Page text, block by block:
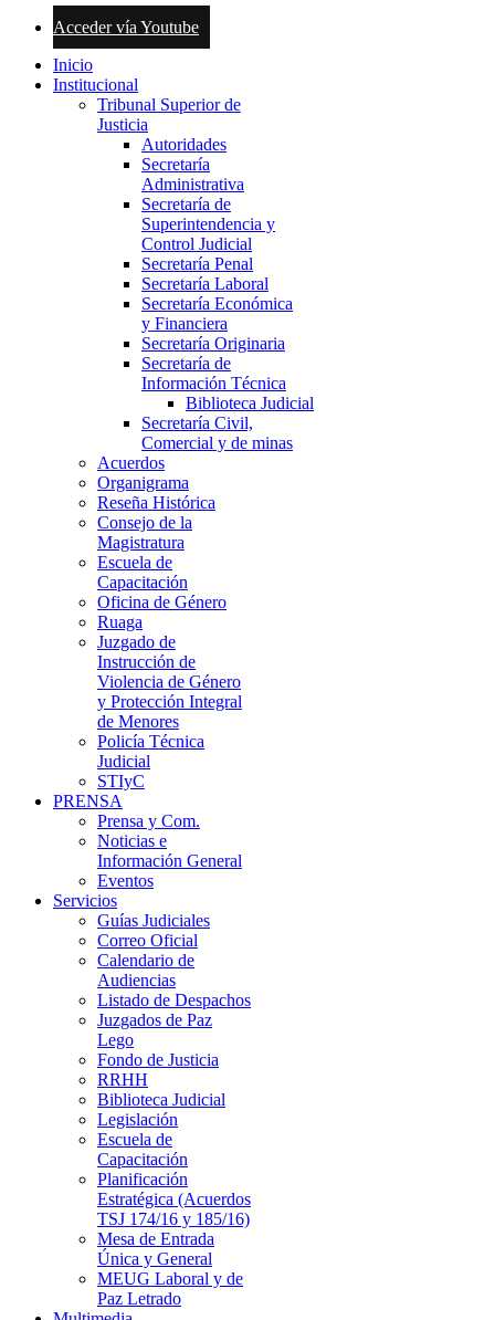
Acceder vía Youtube
Inicio
Institucional
Tribunal Superior de
Justicia
Autoridades
Secretaría
Administrativa
Secretaría de
Superintendencia y
Control Judicial
Secretaría Penal
Secretaría Laboral
Secretaría Económica
y Financiera
Secretaría Originaria
Secretaría de
Información Técnica
Biblioteca Judicial
Secretaría Civil,
Comercial y de minas
Acuerdos
Organigrama
Reseña Histórica
Consejo de la
Magistratura
Escuela de
Capacitación
Oficina de Género
Ruaga
Juzgado de
Instrucción de
Violencia de Género
y Protección Integral
de Menores
Policía Técnica
Judicial
STIyC
PRENSA
Prensa y Com.
Noticias e
Información General
Eventos
Servicios
Guías Judiciales
Correo Oficial
Calendario de
Audiencias
Listado de Despachos
Juzgados de Paz
Lego
Fondo de Justicia
RRHH
Biblioteca Judicial
Legislación
Escuela de
Capacitación
Planificación
Estratégica (Acuerdos
TSJ 174/16 y 185/16)
Mesa de Entrada
Única y General
MEUG Laboral y de
Paz Letrado